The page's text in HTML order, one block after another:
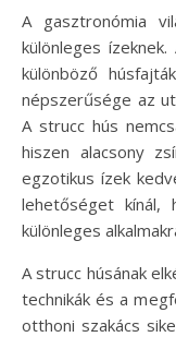
A gasztronómia világában mindig van helye az új és
különleges
különböző
népszerűsége az
A strucc hús
hiszen alacsony
egzotikus ízek
lehetőséget kínál,
különleges
A strucc húsának
technikák és a
otthoni szakács